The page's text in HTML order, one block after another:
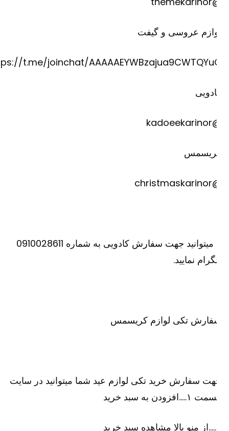
عروسی و گیفت
https://t.me/joinchat/
یا میتوانید جهت سفارش کادویی به شماره 0910028611
نمایید.
تکی لوازم کریسمس
سفارش خرید تکی لوازم عید شما میتوانید در سایت
به سبد خرید